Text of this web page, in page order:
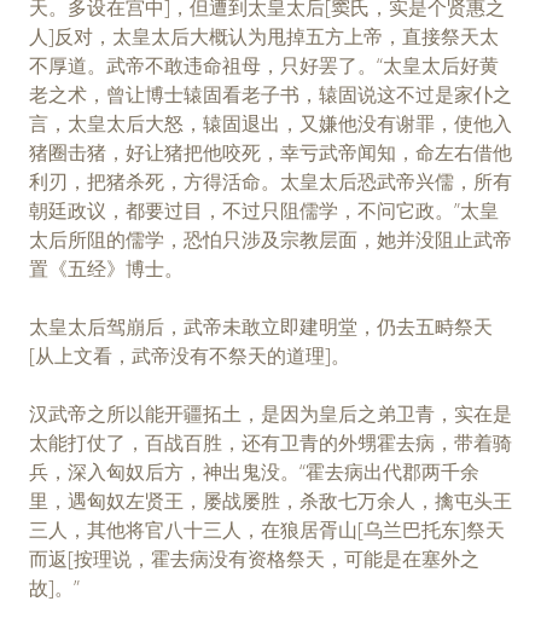
天。多设在宫中]，但遭到太皇太后[窦氏，实是个贤惠之
人]反对，太皇太后大概认为甩掉五方上帝，直接祭天太
不厚道。武帝不敢违命祖母，只好罢了。“太皇太后好黄
老之术，曾让博士辕固看老子书，辕固说这不过是家仆之
言，太皇太后大怒，辕固退出，又嫌他没有谢罪，使他入
猪圈击猪，好让猪把他咬死，幸亏武帝闻知，命左右借他
利刃，把猪杀死，方得活命。太皇太后恐武帝兴儒，所有
朝廷政议，都要过目，不过只阻儒学，不问它政。”太皇
太后所阻的儒学，恐怕只涉及宗教层面，她并没阻止武帝
置《五经》博士。
太皇太后驾崩后，武帝未敢立即建明堂，仍去五畤祭天
[从上文看，武帝没有不祭天的道理]。
汉武帝之所以能开疆拓土，是因为皇后之弟卫青，实在是
太能打仗了，百战百胜，还有卫青的外甥霍去病，带着骑
兵，深入匈奴后方，神出鬼没。“霍去病出代郡两千余
里，遇匈奴左贤王，屡战屡胜，杀敌七万余人，擒屯头王
三人，其他将官八十三人，在狼居胥山[乌兰巴托东]祭天
而返[按理说，霍去病没有资格祭天，可能是在塞外之
故]。”